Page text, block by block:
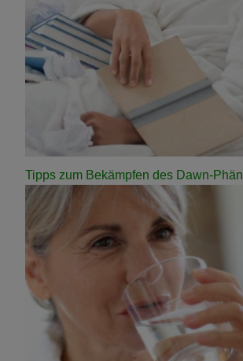
Tipps zum Bekämpfen des Dawn-